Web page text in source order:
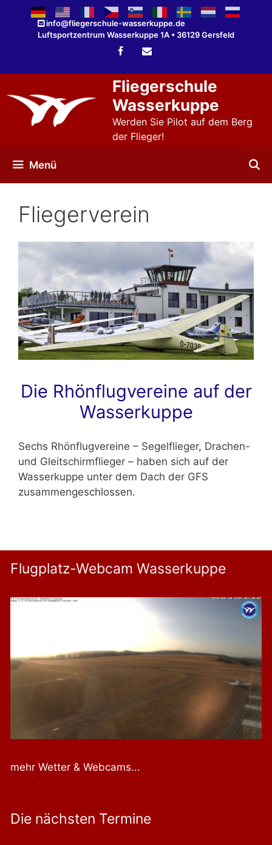
springen
info@fliegerschule-wasserkuppe.de
Luftsportzentrum Wasserkuppe 1A • 36129 Gersfeld
Fliegerschule
Wasserkuppe
Werden Sie Pilot auf dem Berg
der Flieger!
Menü
Fliegerverein
Die Rhönflugvereine auf der
Wasserkuppe
Sechs Rhönflugvereine – Segelflieger, Drachen-
und Gleitschirmflieger – haben sich auf der
Wasserkuppe unter dem Dach der GFS
zusammengeschlossen.
Flugplatz-Webcam Wasserkuppe
mehr Wetter & Webcams...
Die nächsten Termine